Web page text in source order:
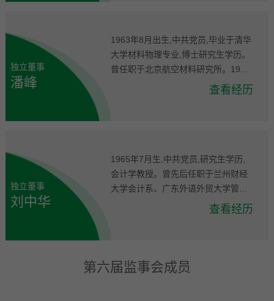
独立董事
潘峰
1963年8月出生,中共党员,毕业于清华
大学材料物理专业,博士研究生学历。
曾任职于北京航空材料研究所。1996
年7月至今,任清华大学材料学院教
查看经历
独立董事
刘中华
1965年7月生,中共党员,研究生学历,
会计学教授。曾先后任职于兰州财经
大学会计系、广东外语外贸大学管理
学院。现为广东外语外贸大学会计学
副会长,广东省管理会计师协会常务副
会长,广东省会计学会常务理事,广东省
查看经历
第六届监事会成员